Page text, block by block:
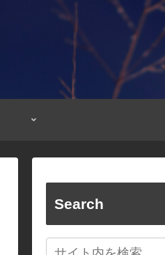
Search